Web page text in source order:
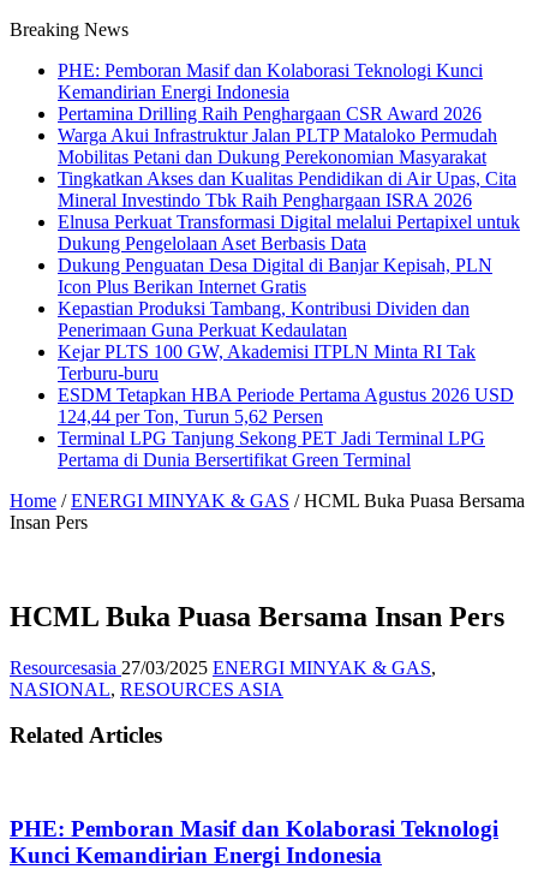
Breaking News
PHE: Pemboran Masif dan Kolaborasi Teknologi Kunci
Kemandirian Energi Indonesia
Pertamina Drilling Raih Penghargaan CSR Award 2026
Warga Akui Infrastruktur Jalan PLTP Mataloko Permudah
Mobilitas Petani dan Dukung Perekonomian Masyarakat
Tingkatkan Akses dan Kualitas Pendidikan di Air Upas, Cita
Mineral Investindo Tbk Raih Penghargaan ISRA 2026
Elnusa Perkuat Transformasi Digital melalui Pertapixel untuk
Dukung Pengelolaan Aset Berbasis Data
Dukung Penguatan Desa Digital di Banjar Kepisah, PLN
Icon Plus Berikan Internet Gratis
Kepastian Produksi Tambang, Kontribusi Dividen dan
Penerimaan Guna Perkuat Kedaulatan
Kejar PLTS 100 GW, Akademisi ITPLN Minta RI Tak
Terburu-buru
ESDM Tetapkan HBA Periode Pertama Agustus 2026 USD
124,44 per Ton, Turun 5,62 Persen
Terminal LPG Tanjung Sekong PET Jadi Terminal LPG
Pertama di Dunia Bersertifikat Green Terminal
Home / ENERGI MINYAK & GAS / HCML Buka Puasa Bersama
Insan Pers
HCML Buka Puasa Bersama Insan Pers
Resourcesasia 27/03/2025 ENERGI MINYAK & GAS,
NASIONAL, RESOURCES ASIA
Related Articles
PHE: Pemboran Masif dan Kolaborasi Teknologi
Kunci Kemandirian Energi Indonesia